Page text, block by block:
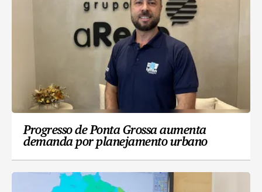
Progresso de Ponta Grossa aumenta
demanda por planejamento urbano